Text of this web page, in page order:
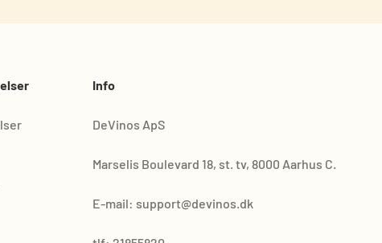
Info
DeVinos ApS
Marselis Boulevard 18, st. tv, 8000 Aarhus C.
E-mail: support@devinos.dk